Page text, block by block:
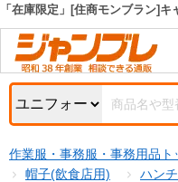
カテゴリー一覧
お知らせ
特集・キャンペ
初めての方へ
キーワード検索
検索条件
「在庫限定」[住商モンブラン]
作業服・事務服・事務用品ト
帽子(飲食店用)
ハン